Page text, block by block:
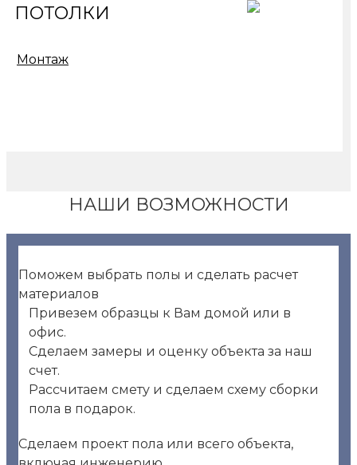
ПОТОЛКИ
Монтаж
НАШИ ВОЗМОЖНОСТИ
Поможем выбрать полы и сделать расчет
материалов
Привезем образцы к Вам домой или в
офис.
Сделаем замеры и оценку объекта за наш
счет.
Рассчитаем смету и сделаем схему сборки
пола в подарок.
Сделаем проект пола или всего объекта,